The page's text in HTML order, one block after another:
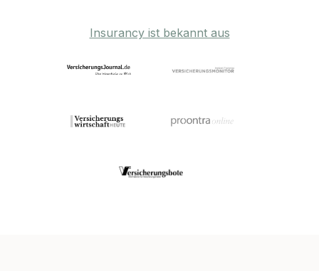
Insurancy ist bekannt aus